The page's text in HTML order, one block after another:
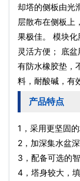
却塔的侧板由光
层散布在侧板上
果极佳。 模块
灵活方便； 底
有防水橡胶垫，
料，耐酸碱，有
产品特点
1，采用更坚固
2，加深集水盆
3，配备可选的
4，塔身较大，